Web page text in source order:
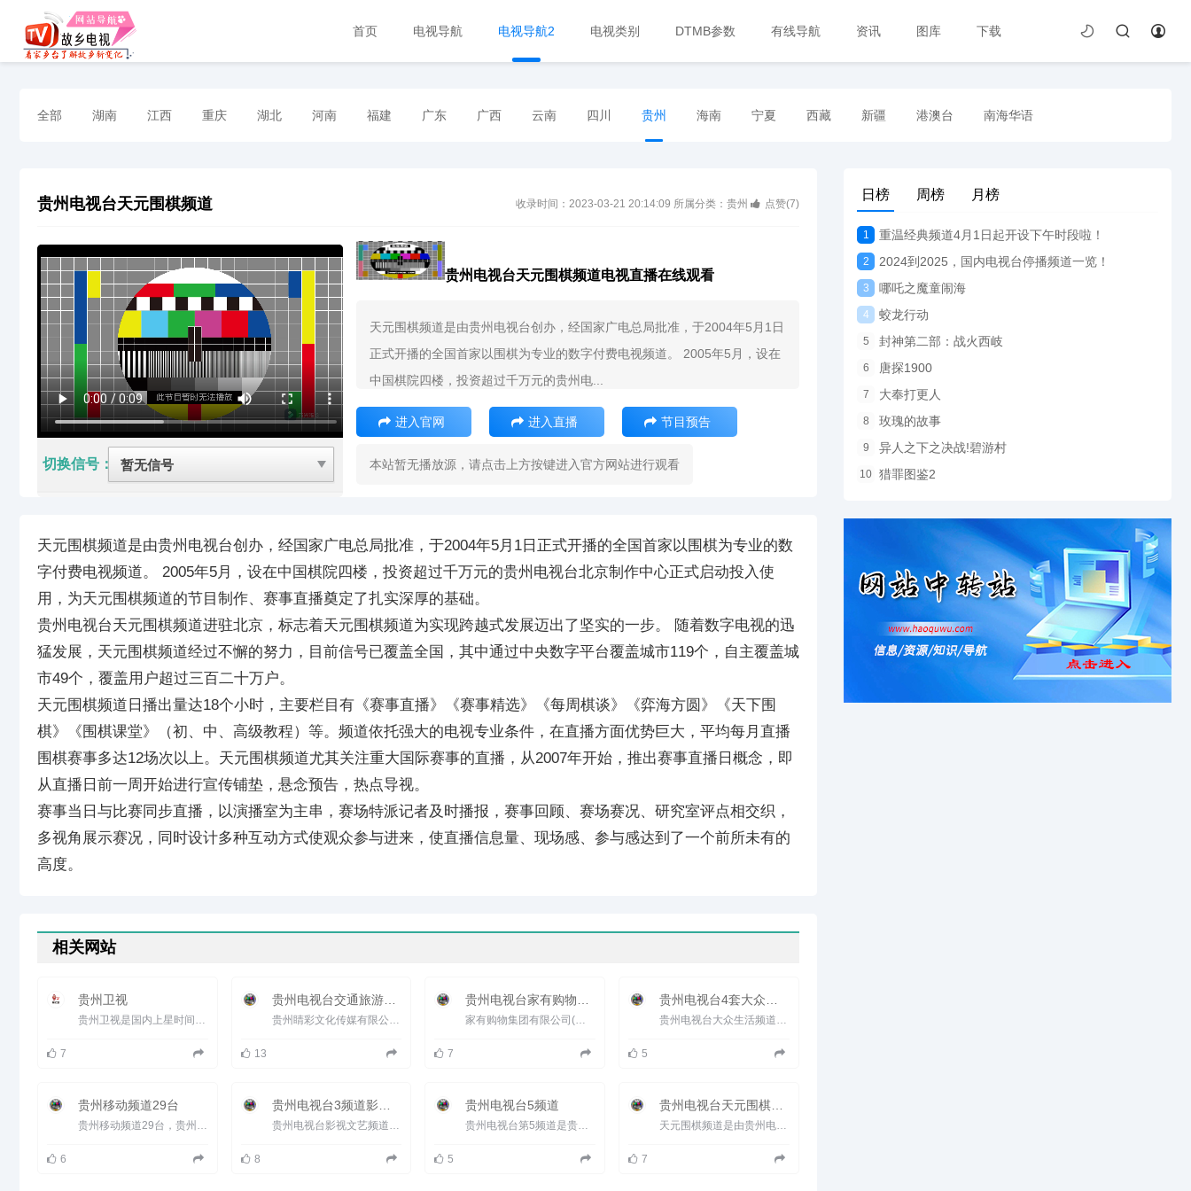
首页 电视导航 电视导航2 电视类别 DTMB参数 有线导航 资讯 图库 下载
全部 湖南 江西 重庆 湖北 河南 福建 广东 广西 云南 四川 贵州 海南 宁夏 西藏 新疆 港澳台 南海华语
贵州电视台天元围棋频道 收录时间：2023-03-21 20:14:09 所属分类：贵州 点赞(7)
切换信号：
贵州电视台天元围棋频道电视直播在线观看
天元围棋频道是由贵州电视台创办，经国家广电总局批准，于2004年5月1日
正式开播的全国首家以围棋为专业的数字付费电视频道。 2005年5月，设在
中国棋院四楼，投资超过千万元的贵州电...
进入官网 进入直播 节目预告
本站暂无播放源，请点击上方按键进入官方网站进行观看
天元围棋频道是由贵州电视台创办，经国家广电总局批准，于2004年5月1日正式开播的全国首家以围棋为专业的数
字付费电视频道。 2005年5月，设在中国棋院四楼，投资超过千万元的贵州电视台北京制作中心正式启动投入使
用，为天元围棋频道的节目制作、赛事直播奠定了扎实深厚的基础。
贵州电视台天元围棋频道进驻北京，标志着天元围棋频道为实现跨越式发展迈出了坚实的一步。 随着数字电视的迅
猛发展，天元围棋频道经过不懈的努力，目前信号已覆盖全国，其中通过中央数字平台覆盖城市119个，自主覆盖城
市49个，覆盖用户超过三百二十万户。
天元围棋频道日播出量达18个小时，主要栏目有《赛事直播》《赛事精选》《每周棋谈》《弈海方圆》《天下围
棋》《围棋课堂》（初、中、高级教程）等。频道依托强大的电视专业条件，在直播方面优势巨大，平均每月直播
围棋赛事多达12场次以上。天元围棋频道尤其关注重大国际赛事的直播，从2007年开始，推出赛事直播日概念，即
从直播日前一周开始进行宣传铺垫，悬念预告，热点导视。
赛事当日与比赛同步直播，以演播室为主串，赛场特派记者及时播报，赛事回顾、赛场赛况、研究室评点相交织，
多视角展示赛况，同时设计多种互动方式使观众参与进来，使直播信息量、现场感、参与感达到了一个前所未有的
高度。
相关网站
贵州卫视
7
贵州电视台交通旅游频道TTS2
13 7 5
贵州移动频道29台
6
贵州电视台3频道影视文艺频道
8
贵州电视台5频道
5 7
日榜 周榜 月榜
1 重温经典频道4月1日起开设下午时段啦！
2 2024到2025，国内电视台停播频道一览！
3 哪吒之魔童闹海
4 蛟龙行动
5 封神第二部：战火西岐
6 唐探1900
7 大奉打更人
8 玫瑰的故事
9 异人之下之决战!碧游村
10 猎罪图鉴2